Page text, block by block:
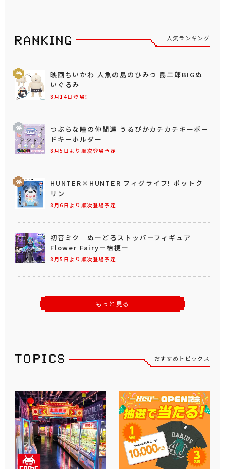
人気ランキング
8月14日登場！
映画ちいかわ 人魚の島のひみつ 島二郎BIGぬ
いぐるみ
8月5日より順次登場予定
つぶらな瞳の仲間達 うるぴかカチカチキーボー
ドキーホルダー
8月6日より順次登場予定
HUNTER×HUNTER フィグライフ! ポットク
リン
8月5日より順次登場予定
初音ミク ぬーどるストッパーフィギュア
Flower Fairyー桔梗ー
もっと見る
おすすめトピックス